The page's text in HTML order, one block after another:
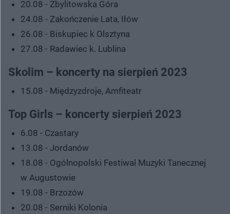
20.08 - Zbylitowska Góra
24.08 - Zakończenie Lata, Iłów
26.08 - Biskupiec k Olsztyna
27.08 - Radawiec k. Lublina
Skolim – koncerty na sierpień 2023
15.08 - Międzyzdroje, Amfiteatr
Top Girls – koncerty sierpień 2023
6.08 - Czastary
13.08 - Jordanów
18.08 - Ogólnopolski Festiwal Muzyki Tanecznej
w Augustowie
19.08 - Brzozów
20.08 - Serniki Kolonia